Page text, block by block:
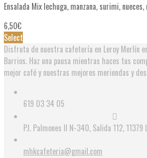
Ensalada Mix lechuga, manzana, surimi,
6,50€
Select
Disfruta de nuestra cafetería en Leroy Merlín
Barrios. Haz una pausa mientras haces tus
mejor café y nuestras mejores meriendas y
619 03 34 05
P.I. Palmones II N-340, Salida 112, 11379
mhkcafeteria@gmail.com